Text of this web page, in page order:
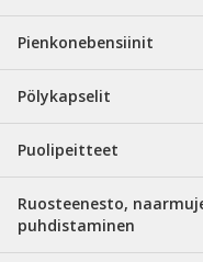
Pienkonebensiinit
Pölykapselit
Puolipeitteet
Ruosteenesto,
puhdistaminen